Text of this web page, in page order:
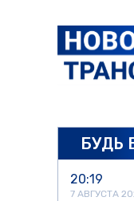
БУДЬ
20:19
7 АВГУСТА